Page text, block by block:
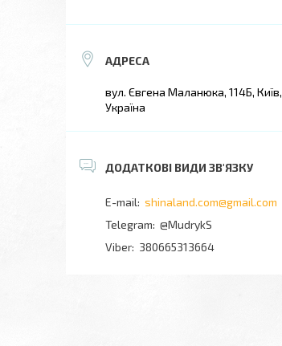
вул. Євгена Маланюка, 114Б, Київ,
Україна
shinaland.com@gmail.com
@MudrykS
380665313664